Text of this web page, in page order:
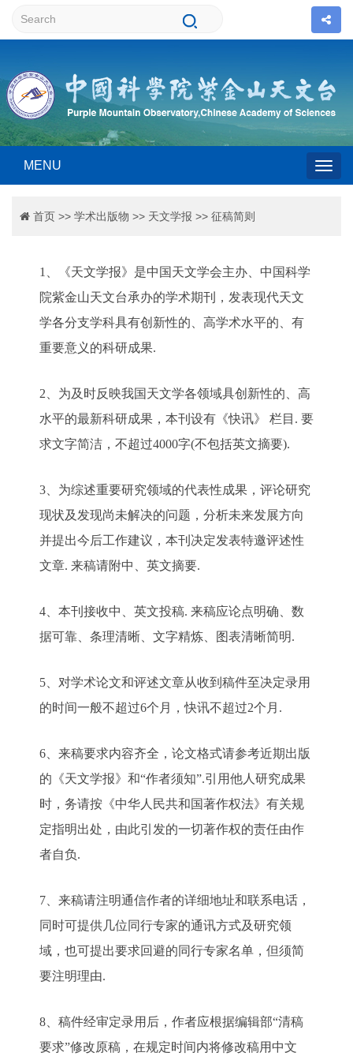
MENU
首页 >> 学术出版物 >> 天文学报 >> 征稿简则
1、《天文学报》是中国天文学会主办、中国科学
院紫金山天文台承办的学术期刊，发表现代天文
学各分支学科具有创新性的、高学术水平的、有
重要意义的科研成果.
2、为及时反映我国天文学各领域具创新性的、高
水平的最新科研成果，本刊设有《快讯》 栏目. 要
求文字简洁，不超过4000字(不包括英文摘要).
3、为综述重要研究领域的代表性成果，评论研究
现状及发现尚未解决的问题，分析未来发展方向
并提出今后工作建议，本刊决定发表特邀评述性
文章. 来稿请附中、英文摘要.
4、本刊接收中、英文投稿. 来稿应论点明确、数
据可靠、条理清晰、文字精炼、图表清晰简明.
5、对学术论文和评述文章从收到稿件至决定录用
的时间一般不超过6个月，快讯不超过2个月.
6、来稿要求内容齐全，论文格式请参考近期出版
的《天文学报》和“作者须知”.引用他人研究成果
时，务请按《中华人民共和国著作权法》有关规
定指明出处，由此引发的一切著作权的责任由作
者自负.
7、来稿请注明通信作者的详细地址和联系电话，
同时可提供几位同行专家的通讯方式及研究领
域，也可提出要求回避的同行专家名单，但须简
要注明理由.
8、稿件经审定录用后，作者应根据编辑部“清稿
要求”修改原稿，在规定时间内将修改稿用中文